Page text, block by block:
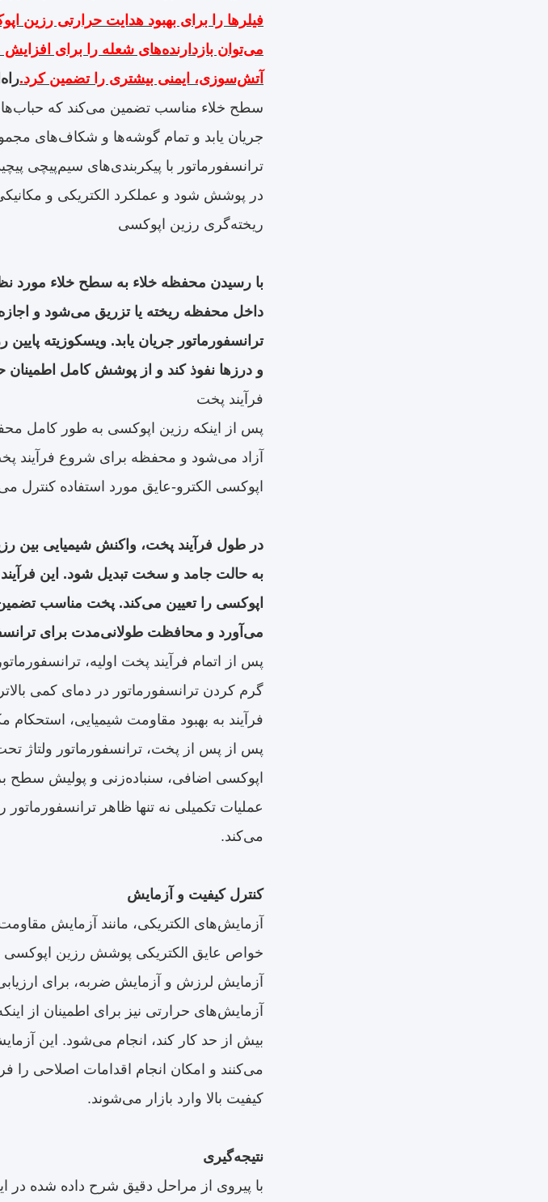
فیلرها را برای بهبود هدایت حرارتی رزین
می‌توان بازدارنده‌های شعله را برای
آتش‌سوزی، ایمنی بیشتری را تضمین کرد.
سطح خلاء مناسب تضمین می‌کند که
جریان یابد و تمام گوشه‌ها و شکاف‌های
ترانسفورماتور با پیکربندی‌های سیم‌پیچی
در پوشش شود و عملکرد الکتریکی و مکانیکی
ریخته‌گری رزین اپوکسی
با رسیدن محفظه خلاء به سطح خلاء مورد
داخل محفظه ریخته یا تزریق می‌شود و
ترانسفورماتور جریان یابد. ویسکوزیته
و درزها نفوذ کند و از پوشش کامل
فرآیند پخت
پس از اینکه رزین اپوکسی به طور کامل
آزاد می‌شود و محفظه برای شروع
اپوکسی الکترو-عایق مورد استفاده کنترل
در طول فرآیند پخت، واکنش شیمیایی بین
به حالت جامد و سخت تبدیل شود. این
اپوکسی را تعیین می‌کند. پخت مناسب
می‌آورد و محافظت طولانی‌مدت برای
پس از اتمام فرآیند پخت اولیه،
گرم کردن ترانسفورماتور در دمای کمی
فرآیند به بهبود مقاومت شیمیایی،
پس از پس از پخت، ترانسفورماتور ولتاژ
اپوکسی اضافی، سنباده‌زنی و پولیش
عملیات تکمیلی نه تنها ظاهر
می‌کند.
کنترل کیفیت و آزمایش
آزمایش‌های الکتریکی، مانند آزمایش
خواص عایق الکتریکی پوشش رزین اپوکسی
آزمایش لرزش و آزمایش ضربه، برای
آزمایش‌های حرارتی نیز برای اطمینان از
بیش از حد کار کند، انجام می‌شود. این
می‌کنند و امکان انجام اقدامات اصلاحی را
کیفیت بالا وارد بازار می‌شوند.
نتیجه‌گیری
با پیروی از مراحل دقیق شرح داده شده در